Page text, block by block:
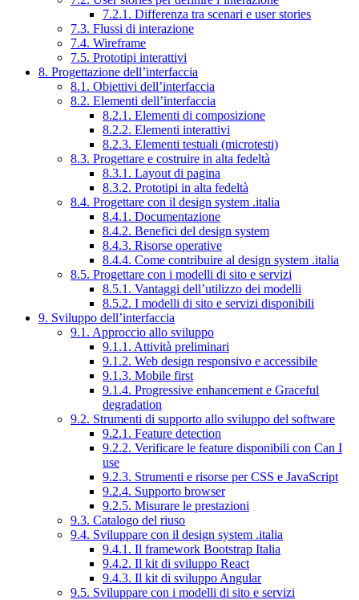
7.2.1. Differenza tra scenari e user stories
7.3. Flussi di interazione
7.4. Wireframe
7.5. Prototipi interattivi
8. Progettazione dell’interfaccia
8.1. Obiettivi dell’interfaccia
8.2. Elementi dell’interfaccia
8.2.1. Elementi di composizione
8.2.2. Elementi interattivi
8.2.3. Elementi testuali (microtesti)
8.3. Progettare e costruire in alta fedeltà
8.3.1. Layout di pagina
8.3.2. Prototipi in alta fedeltà
8.4. Progettare con il design system .italia
8.4.1. Documentazione
8.4.2. Benefici del design system
8.4.3. Risorse operative
8.4.4. Come contribuire al design system .italia
8.5. Progettare con i modelli di sito e servizi
8.5.1. Vantaggi dell’utilizzo dei modelli
8.5.2. I modelli di sito e servizi disponibili
9. Sviluppo dell’interfaccia
9.1. Approccio allo sviluppo
9.1.1. Attività preliminari
9.1.2. Web design responsivo e accessibile
9.1.3. Mobile first
9.1.4. Progressive enhancement e Graceful
degradation
9.2. Strumenti di supporto allo sviluppo del software
9.2.1. Feature detection
9.2.2. Verificare le feature disponibili con Can I
use
9.2.3. Strumenti e risorse per CSS e JavaScript
9.2.4. Supporto browser
9.2.5. Misurare le prestazioni
9.3. Catalogo del riuso
9.4. Sviluppare con il design system .italia
9.4.1. Il framework Bootstrap Italia
9.4.2. Il kit di sviluppo React
9.4.3. Il kit di sviluppo Angular
9.5. Sviluppare con i modelli di sito e servizi